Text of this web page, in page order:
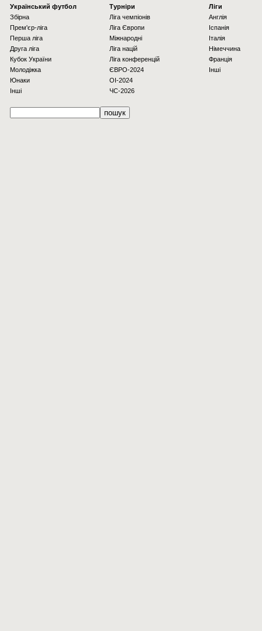
Українcький футбол
Збірна
Прем'єр-ліга
Перша ліга
Друга ліга
Кубок України
Молодіжка
Юнаки
Інші
Турніри
Ліга чемпіонів
Ліга Європи
Міжнародні
Ліга націй
Ліга конференцій
ЄВРО-2024
OI-2024
ЧС-2026
Ліги
Англія
Іспанія
Італія
Німеччина
Франція
Інші